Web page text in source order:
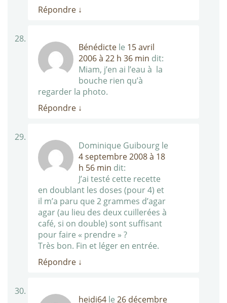
Répondre ↓
Bénédicte le 15 avril
2006 à 22 h 36 min dit:
Miam, j’en ai l’eau à la
bouche rien qu’à
regarder la photo.
Répondre ↓
Dominique Guibourg le
4 septembre 2008 à 18
h 56 min dit:
J’ai testé cette recette
en doublant les doses (pour 4) et
il m’a paru que 2 grammes d’agar
agar (au lieu des deux cuillerées à
café, si on double) sont suffisant
pour faire « prendre » ?
Très bon. Fin et léger en entrée.
Répondre ↓
heidi64 le 26 décembre